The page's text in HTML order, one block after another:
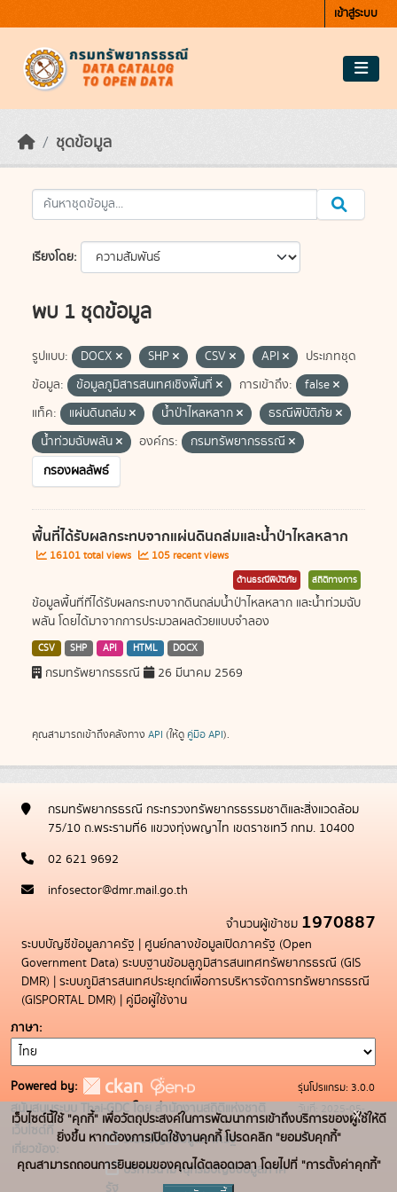
เข้าสู่ระบบ
ชุดข้อมูล
เรียงโดย
พบ 1 ชุดข้อมูล
รูปแบบ: DOCX SHP CSV API
ประเภทชุด
ข้อมูล:
ข้อมูลภูมิสารสนเทศเชิงพื้นที่ การเข้าถึง:
false
แท็ค:
แผ่นดินถล่ม น้ำป่าไหลหลาก
ธรณีพิบัติภัย
น้ำท่วมฉับพลัน
องค์กร:
กรมทรัพยากรธรณี
กรองผลลัพธ์
พื้นที่ได้รับผลกระทบจากแผ่นดินถล่มและน้ำป่าไหลหลาก
16101 total views 105 recent views
ด้านธรณีพิบัติภัย สถิติทางการ
ข้อมูลพื้นที่ที่ได้รับผลกระทบจากดินถล่มน้ำป่าไหลหลาก และน้ำท่วมฉับ
พลัน โดยได้มาจากการประมวลผลด้วยแบบจำลอง
CSV SHP API HTML DOCX
กรมทรัพยากรธรณี 26 มีนาคม 2569
คุณสามารถเข้าถึงคลังทาง API (ให้ดู คู่มือ API).
กรมทรัพยากรธรณี กระทรวงทรัพยากรธรรมชาติและสิ่งแวดล้อม
75/10 ถ.พระรามที่6 แขวงทุ่งพญาไท เขตราชเทวี กทม. 10400
02 621 9692
infosector@dmr.mail.go.th
จำนวนผู้เข้าชม 1970887
ระบบบัญชีข้อมูลภาครัฐ | ศูนย์กลางข้อมูลเปิดภาครัฐ (Open
Government Data) ระบบฐานข้อมลูภูมิสารสนเทศทรัพยากรธรณี (GIS
DMR) | ระบบภูมิสารสนเทศประยุกต์เพื่อการบริหารจัดการทรัพยากรธรณี
(GISPORTAL DMR) | คู่มือผู้ใช้งาน
ภาษา
Powered by:
สนับสนุนระบบ Thai-GDC โดย สำนักงานสถิติแห่งชาติ
เว็บไซต์ที่
เกี่ยวข้อง:
ระบบบัญชีข้อมูลภาครัฐ
บริการนามานุกรมบัญชีข้อมูลภาค
รัฐ
รุ่นโปรแกรม: 3.0.0
วันที่: 2025-05-
19
เว็บไซต์นี้ใช้ "คุกกี้" เพื่อวัตถุประสงค์ในการพัฒนาการเข้าถึงบริการของผู้ใช้ให้ดี
ยิ่งขึ้น หากต้องการเปิดใช้งานคุกกี้ โปรดคลิก "ยอมรับคุกกี้"
คุณสามารถถอนการยินยอมของคุณได้ตลอดเวลา โดยไปที่ "การตั้งค่าคุกกี้"
x